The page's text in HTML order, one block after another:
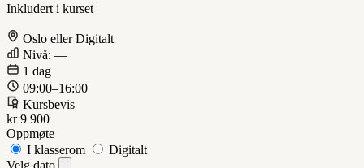
Inkludert i kurset
Oslo eller Digitalt
Nivå: —
1 dag
09:00–16:00
Kursbevis
kr 9 900
Oppmøte
I klasserom
Digitalt
Velg dato